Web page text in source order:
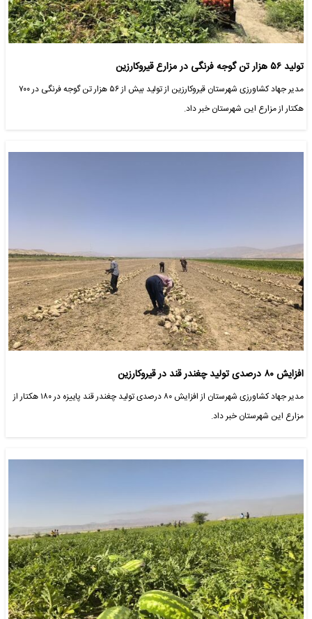
تولید ۵۶ هزار تن گوجه فرنگی در مزارع قیروکارزین
مدیر جهاد کشاورزی شهرستان قیروکارزین از تولید بیش از ۵۶ هزار تن گوجه فرنگی در ۷۰۰
هکتار از مزارع این شهرستان خبر داد.
افزایش ۸۰ درصدی تولید چغندر قند در قیروکارزین
مدیر جهاد کشاورزی شهرستان از افزایش ۸۰ درصدی تولید چغندر قند پاییزه در ۱۸۰ هکتار از
مزارع این شهرستان خبر داد.